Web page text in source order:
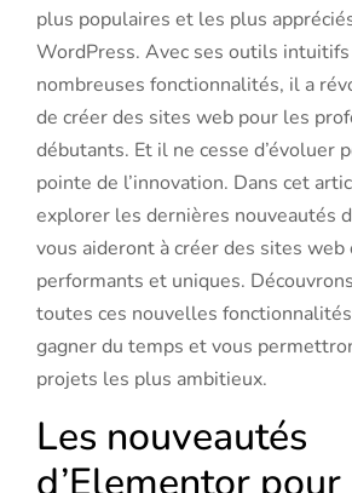
plus populaires et les plus
WordPress. Avec ses outils
nombreuses fonctionnalités, il a
de créer des sites web pour les
débutants. Et il ne cesse d’évoluer
pointe de l’innovation. Dans cet
explorer les dernières nouveautés
vous aideront à créer des sites web
performants et uniques.
toutes ces nouvelles
gagner du temps et vous
projets les plus ambitieux.
Les nouveautés
d’Elementor pour